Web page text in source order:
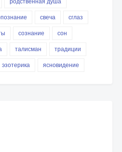
свеча
сглаз
сознание
сон
талисман
традиции
эзотерика ясновидение